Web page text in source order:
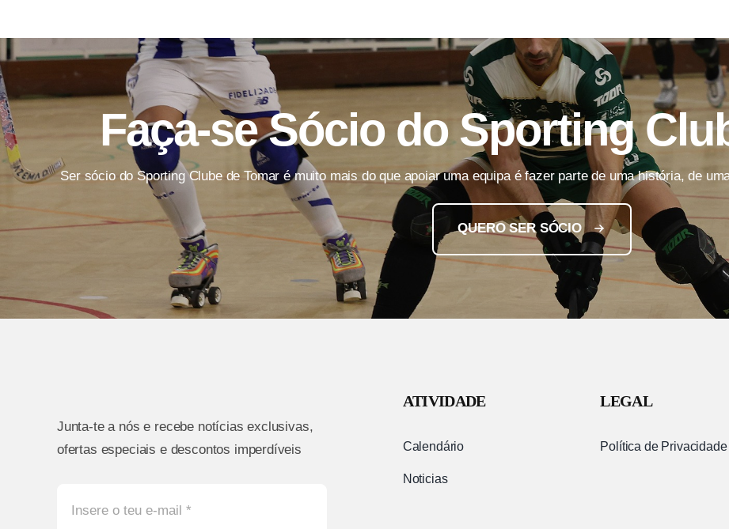
Faça-se Sócio do Sporting
Ser sócio do Sporting Clube de Tomar é muito mais do que apoiar uma equipa é fazer parte de uma história, de
QUERO SER SÓCIO
Junta-te a nós e recebe notícias exclusivas,
ofertas especiais e descontos imperdíveis
ATIVIDADE
Calendário
Noticias
LEGAL
Política de Privacidade